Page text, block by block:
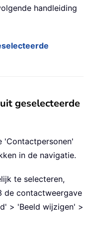
handleiding
geselecteerde
'Contactpersonen'
in de navigatie.
te selecteren,
de contactweergave
> 'Beeld wijzigen' >